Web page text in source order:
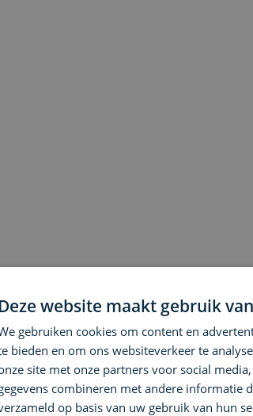
Deze website maakt gebruik
gebruiken cookies om content en
bieden en om ons websiteverkeer te
site met onze partners voor social
combineren met andere informatie
op basis van uw gebruik van hun